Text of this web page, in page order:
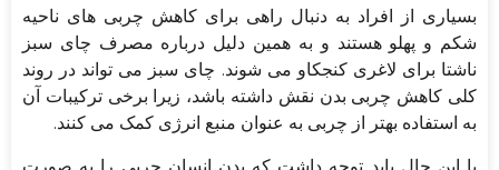
بسیاری از افراد به دنبال راهی برای کاهش چربی های ناحیه
شکم و پهلو هستند و به همین دلیل درباره مصرف چای سبز
ناشتا برای لاغری کنجکاو می شوند. چای سبز می تواند در روند
کلی کاهش چربی بدن نقش داشته باشد، زیرا برخی ترکیبات آن
به استفاده بهتر از چربی به عنوان منبع انرژی کمک می کنند.